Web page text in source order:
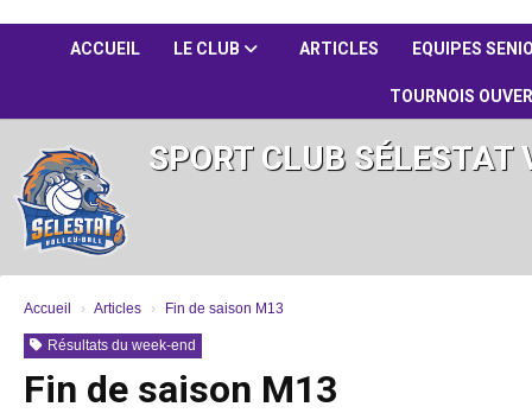
ACCUEIL LE CLUB ARTICLES EQUIPES
TOURNOIS
SPORT CLUB
Accueil Articles Fin de saison M13
Résultats du week-end
Fin de saison M13